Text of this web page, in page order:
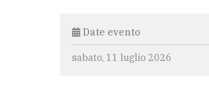
Date evento
sabato, 11 luglio 2026